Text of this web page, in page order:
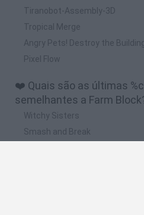
Tiranobot-Assembly-3D
Tropical Merge
Angry Pets! Destroy the
Pixel Flow
❤️ Quais são as últimas
semelhantes a Farm
Witchy Sisters
Smash and Break